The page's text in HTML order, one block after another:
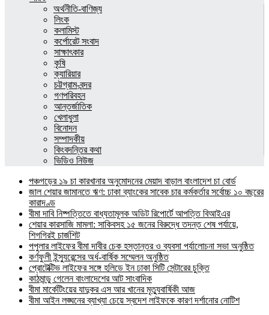
অর্থনীতি-বাণিজ্য
লিংক
কলামিস্ট
কর্পোরেট সংবাদ
সাক্ষাৎকার
কৃষি
ক্যারিয়ার
চট্টগ্রাম-বন্দর
গণপরিবহন
আন্তর্জাতিক
খেলাধুলা
বিনোদন
সম্পাদকীয়
কিংবদন্তির কথা
ভিডিও নিউজ
পঞ্চগড়ের ১৯ চা কারখানার অনুমোদনের মেয়াদ বাড়াল বাংলাদেশ চা বোর্ড
জাল শেয়ার জামানতে ঋণ: ঢাকা ব্যাংকের সাবেক চার কর্মকর্তার সর্বোচ্চ ১০ বছরের
কারাদণ্ড
বীমা দাবি নিষ্পত্তিতে বাধ্যতামূলক অডিট রিপোর্টে আপত্তি বিআইএর
শেয়ার কারসাজি মামলা: সাকিবসহ ১৫ জনের বিরুদ্ধে তদন্ত শেষ পর্যায়ে,
শিগগিরই চার্জশিট
পপুলার লাইফের বীমা দাবীর চেক হস্তান্তর ও ব্যবসা পর্যালোচনা সভা অনুষ্ঠিত
কর্ণফুলী ইন্স্যুরেন্সের অর্ধ-বার্ষিক সম্মেলন অনুষ্ঠিত
প্রোটেক্টিভ লাইফের সঙ্গে হলিডে ইন ঢাকা সিটি সেন্টারের চুক্তি
কাঠমান্ডু গেলেন বাংলাদেশের আট সাংবাদিক
বীমা মার্কেটিংয়ের যাদুকর এস আর খানের মৃত্যুবার্ষিকী আজ
বীমা আইন লঙ্ঘনের ব্যাখ্যা চেয়ে স্বদেশ লাইফকে কারণ দর্শানোর নোটিশ